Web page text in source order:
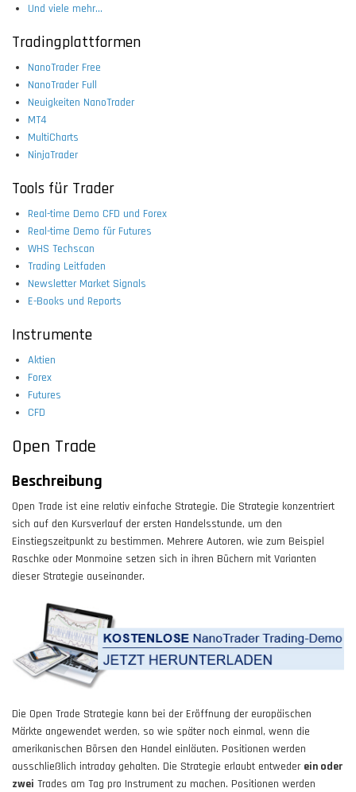
Und viele mehr...
Tradingplattformen
NanoTrader Free
NanoTrader Full
Neuigkeiten NanoTrader
MT4
MultiCharts
NinjaTrader
Tools für Trader
Real-time Demo CFD und Forex
Real-time Demo für Futures
WHS Techscan
Trading Leitfaden
Newsletter Market Signals
E-Books und Reports
Instrumente
Aktien
Forex
Futures
CFD
Open Trade
Beschreibung
Open Trade ist eine relativ einfache Strategie. Die Strategie konzentriert
sich auf den Kursverlauf der ersten Handelsstunde, um den
Einstiegszeitpunkt zu bestimmen. Mehrere Autoren, wie zum Beispiel
Raschke oder Monmoine setzen sich in ihren Büchern mit Varianten
dieser Strategie auseinander.
Die Open Trade Strategie kann bei der Eröffnung der europäischen
Märkte angewendet werden, so wie später noch einmal, wenn die
amerikanischen Börsen den Handel einläuten. Positionen werden
ausschließlich intraday gehalten. Die Strategie erlaubt entweder ein oder
zwei Trades am Tag pro Instrument zu machen. Positionen werden